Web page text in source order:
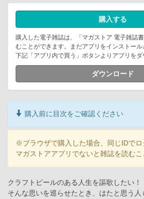
購入する
購入した電子雑誌は、「マガストア 電子雑誌
むことができます。まだアプリをインストール
下記「アプリ内で買う」ボタンよりアプリをダ
ダウンロード
購入前に目次をご確認ください
※ブラウザで購入した場合、同じIDで
マガストアアプリでないと雑誌を読むこ
クラフトビールのある人生を謳歌したい！
そんな思いを巡らせたとき、はたと思う人